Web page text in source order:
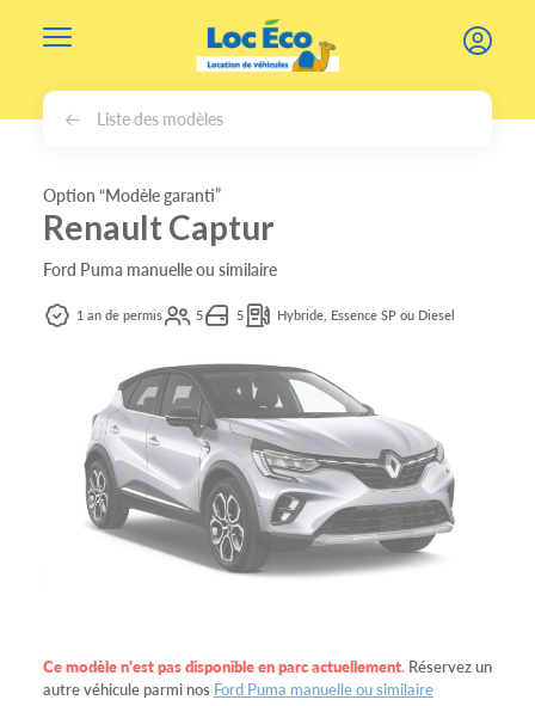
Liste des modèles
Option “Modèle garanti”
Renault Captur
Ford Puma manuelle ou similaire
1 an de permis 5 5 Hybride, Essence SP ou Diesel
Ce modèle n'est pas disponible en parc actuellement. Réservez un
autre véhicule parmi nos Ford Puma manuelle ou similaire